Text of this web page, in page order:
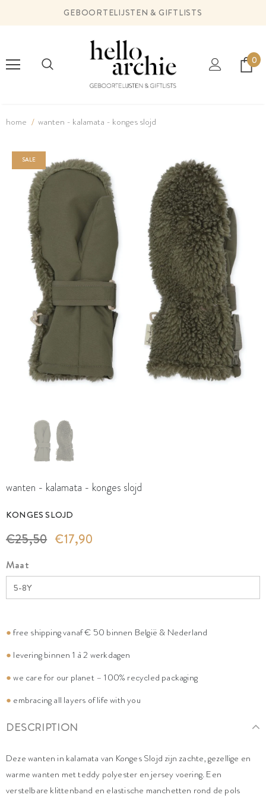
GEBOORTELIJSTEN & GIFTLISTS
0
home wanten - kalamata - konges slojd
SALE
wanten - kalamata - konges slojd
KONGES SLOJD
€25,50 €17,90
Maat
●free shipping vanaf € 50 binnen België & Nederland
● levering binnen 1 à 2 werkdagen
●we care for our planet – 100% recycled packaging
● embracing all layers of life with you
DESCRIPTION
Deze wanten in kalamata van Konges Slojd zijn zachte, gezellige en
warme wanten met teddy polyester en jersey voering. Een
verstelbare klittenband en elastische manchetten rond de pols